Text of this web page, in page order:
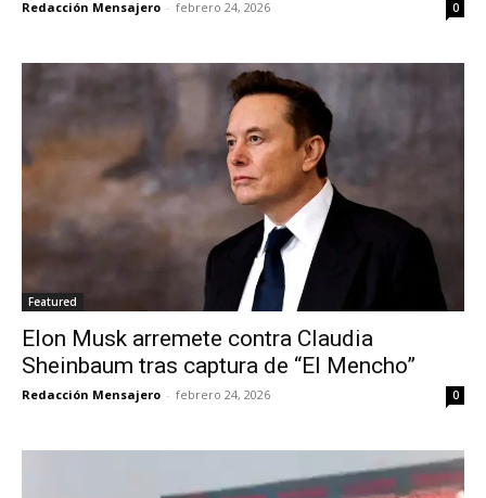
Redacción Mensajero - febrero 24, 2026 0
Featured
Elon Musk arremete contra Claudia
Sheinbaum tras captura de “El Mencho”
Redacción Mensajero - febrero 24, 2026 0